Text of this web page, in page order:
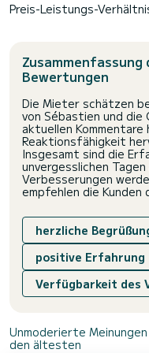
Preis-Leistungs-
Zusammenfassung
Bewertungen
Die Mieter schätzen
von Sébastien und
aktuellen
Reaktionsfähigkeit
Insgesamt sind die
unvergesslichen
Verbesserungen
empfehlen die Kunden
herzliche
positive Erfahrung
Verfügbarkeit des
Unmoderierte
den ältesten